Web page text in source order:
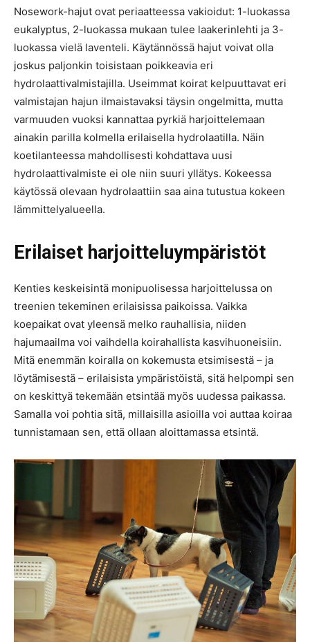
Nosework-hajut ovat periaatteessa vakioidut: 1-luokassa
eukalyptus, 2-luokassa mukaan tulee laakerinlehti ja 3-
luokassa vielä laventeli. Käytännössä hajut voivat olla
joskus paljonkin toisistaan poikkeavia eri
hydrolaattivalmistajilla. Useimmat koirat kelpuuttavat eri
valmistajan hajun ilmaistavaksi täysin ongelmitta, mutta
varmuuden vuoksi kannattaa pyrkiä harjoittelemaan
ainakin parilla kolmella erilaisella hydrolaatilla. Näin
koetilanteessa mahdollisesti kohdattava uusi
hydrolaattivalmiste ei ole niin suuri yllätys. Kokeessa
käytössä olevaan hydrolaattiin saa aina tutustua kokeen
lämmittelyalueella.
Erilaiset harjoitteluympäristöt
Kenties keskeisintä monipuolisessa harjoittelussa on
treenien tekeminen erilaisissa paikoissa. Vaikka
koepaikat ovat yleensä melko rauhallisia, niiden
hajumaailma voi vaihdella koirahallista kasvihuoneisiin.
Mitä enemmän koiralla on kokemusta etsimisestä – ja
löytämisestä – erilaisista ympäristöistä, sitä helpompi sen
on keskittyä tekemään etsintää myös uudessa paikassa.
Samalla voi pohtia sitä, millaisilla asioilla voi auttaa koiraa
tunnistamaan sen, että ollaan aloittamassa etsintä.